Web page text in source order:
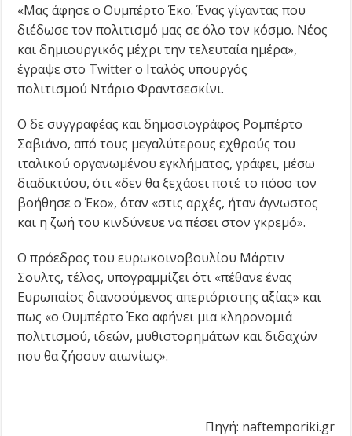
«Μας άφησε ο Ουμπέρτο Έκο. Ένας γίγαντας που
διέδωσε τον πολιτισμό μας σε όλο τον κόσμο. Νέος
και δημιουργικός μέχρι την τελευταία ημέρα»,
έγραψε στο Twittero Iταλός υπουργός
πολιτισμού Ντάριο Φραντσεσκίνι.
Ο δε συγγραφέας και δημοσιογράφος Ρομπέρτο
Σαβιάνο, από τους μεγαλύτερους εχθρούς του
ιταλικού οργανωμένου εγκλήματος, γράφει, μέσω
διαδικτύου, ότι «δεν θα ξεχάσει ποτέ το πόσο τον
βοήθησε ο Έκο», όταν «στις αρχές, ήταν άγνωστος
και η ζωή του κινδύνευε να πέσει στον γκρεμό».
Ο πρόεδρος του ευρωκοινοβουλίου Μάρτιν
Σουλτς, τέλος, υπογραμμίζει ότι «πέθανε ένας
Ευρωπαίος διανοούμενος απεριόριστης αξίας» και
πως «ο Ουμπέρτο Έκο αφήνει μια κληρονομιά
πολιτισμού, ιδεών, μυθιστορημάτων και διδαχών
που θα ζήσουν αιωνίως».
Πηγή: naftemporiki.gr